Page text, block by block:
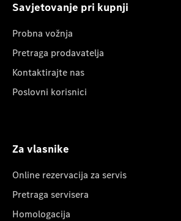
Savjetovanje pri kupnji
Probna vožnja
Pretraga prodavatelja
Kontaktirajte nas
Poslovni korisnici
Za vlasnike
Online rezervacija za servis
Pretraga servisera
Homologacija